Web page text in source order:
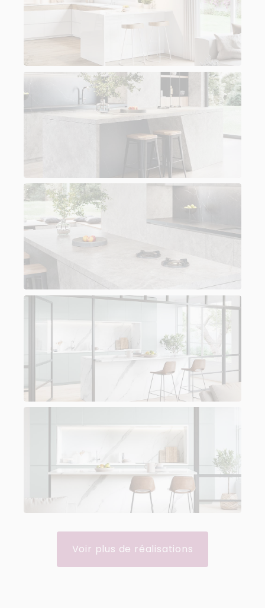
Voir plus de réalisations